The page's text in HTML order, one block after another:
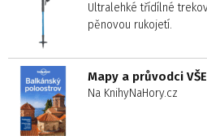
Ultralehké třídílné
pěnovou rukojetí.
Mapy a průvodci
Na KnihyNaHory.cz